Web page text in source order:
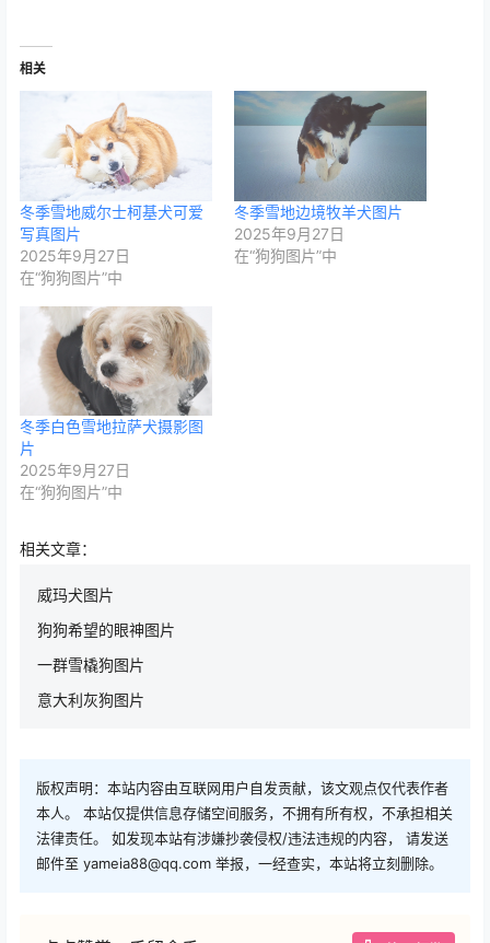
相关
冬季雪地威尔士柯基犬可爱
写真图片
2025年9月27日
在“狗狗图片”中
冬季雪地边境牧羊犬图片
2025年9月27日
在“狗狗图片”中
冬季白色雪地拉萨犬摄影图
片
2025年9月27日
在“狗狗图片”中
相关文章：
威玛犬图片
狗狗希望的眼神图片
一群雪橇狗图片
意大利灰狗图片
版权声明：本站内容由互联网用户自发贡献，该文观点仅代表作者
本人。 本站仅提供信息存储空间服务，不拥有所有权，不承担相关
法律责任。 如发现本站有涉嫌抄袭侵权/违法违规的内容， 请发送
邮件至 yameia88@qq.com 举报，一经查实，本站将立刻删除。